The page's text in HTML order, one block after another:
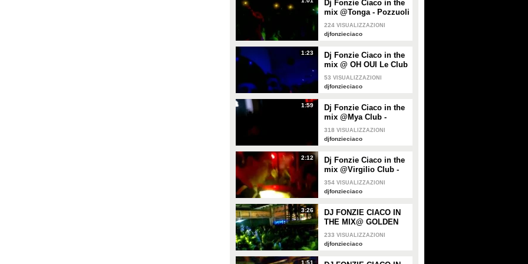
Dj Fonzie Ciaco in the
mix @Tonga - Pozzuoli
(NA)
224 VISUALIZZAZIONI
djfonzieciaco
1:23
Dj Fonzie Ciaco in the
mix @ OH OUI Le Club
- Aversa (CE)
53 VISUALIZZAZIONI
djfonzieciaco
1:59
Dj Fonzie Ciaco in the
mix @Mya Club -
Aversa (CE)
318 VISUALIZZAZIONI
djfonzieciaco
2:12
Dj Fonzie Ciaco in the
mix @Virgilio Club -
NAPOLI
354 VISUALIZZAZIONI
djfonzieciaco
3:26
DJ FONZIE CIACO IN
THE MIX@ GOLDEN
GATE - NAPOLI 14 01
2012
233 VISUALIZZAZIONI
djfonzieciaco
1:51
PLAY
33 djfonzieciaco